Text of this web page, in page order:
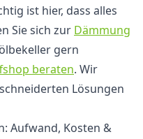
ist hier, dass alles
Sie sich zur Dämmung
gern
beraten. Wir
Lösungen
Aufwand, Kosten &